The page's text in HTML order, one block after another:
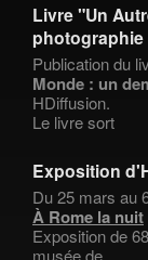
Livre "Un
Publication du
Monde : un
HDiffusion.
Le livre sort
Exposition
Du 25 mars au
À Rome la nuit
Exposition de
musée de